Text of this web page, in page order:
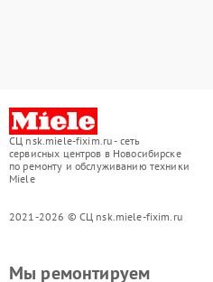
СЦ nsk.miele-fixim.ru - сеть
сервисных центров в Новосибирске
по ремонту и обслуживанию техники
Miele
2021-2026 © СЦ nsk.miele-fixim.ru
Мы ремонтируем